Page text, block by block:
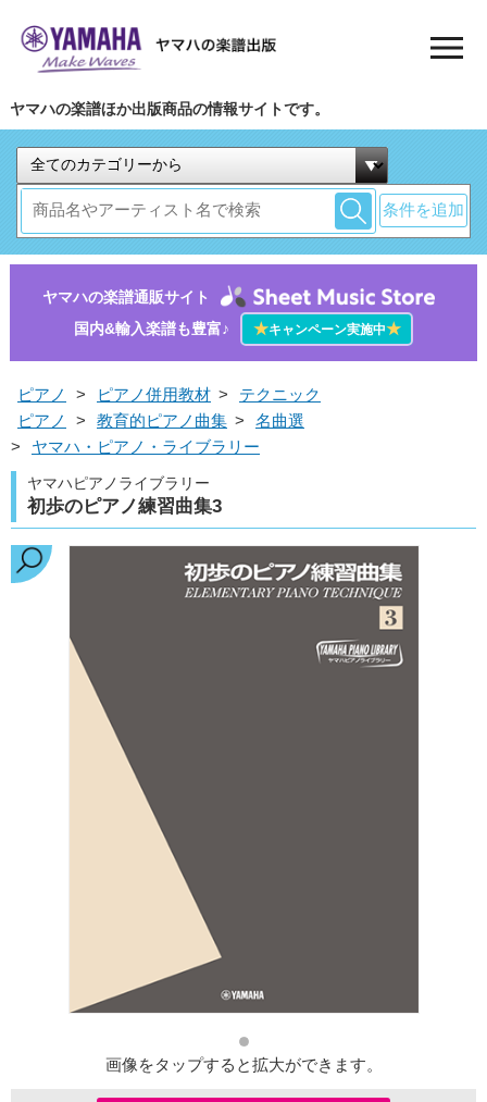
ヤマハの楽譜ほか出版商品の情報サイトです。
条件を追加
ヤマハの楽譜通販サイト
国内&輸入楽譜も豊富♪
★キャンペーン実施中★
ピアノ > ピアノ併用教材 >
テクニック
ピアノ
> 教育的ピアノ曲集 >
名曲選
>
ヤマハ・ピアノ・ライブラリー
ヤマハピアノライブラリー
初歩のピアノ練習曲集3
画像をタップすると拡大ができます。